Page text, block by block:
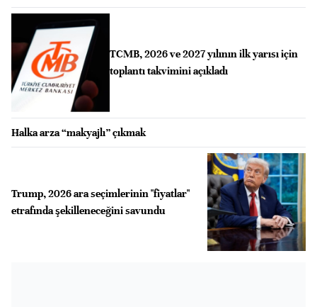
TCMB, 2026 ve 2027 yılının ilk yarısı için
toplantı takvimini açıkladı
Halka arza “makyajlı” çıkmak
Trump, 2026 ara seçimlerinin "fiyatlar"
etrafında şekilleneceğini savundu